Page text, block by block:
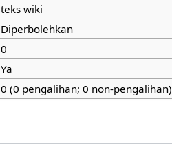
teks wiki
Diperbolehkan
0
Ya
0 (0 pengalihan; 0 non-pengalihan)